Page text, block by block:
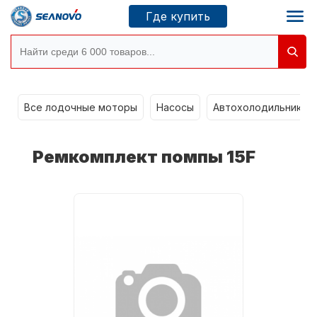
Где купить
Новосибирск
Моторы SEANOVO
Все лодочные моторы Насосы Автохолодильники
Ремкомплект помпы 15F